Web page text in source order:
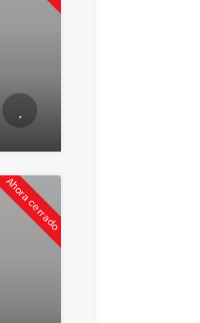
Ahora cerrado